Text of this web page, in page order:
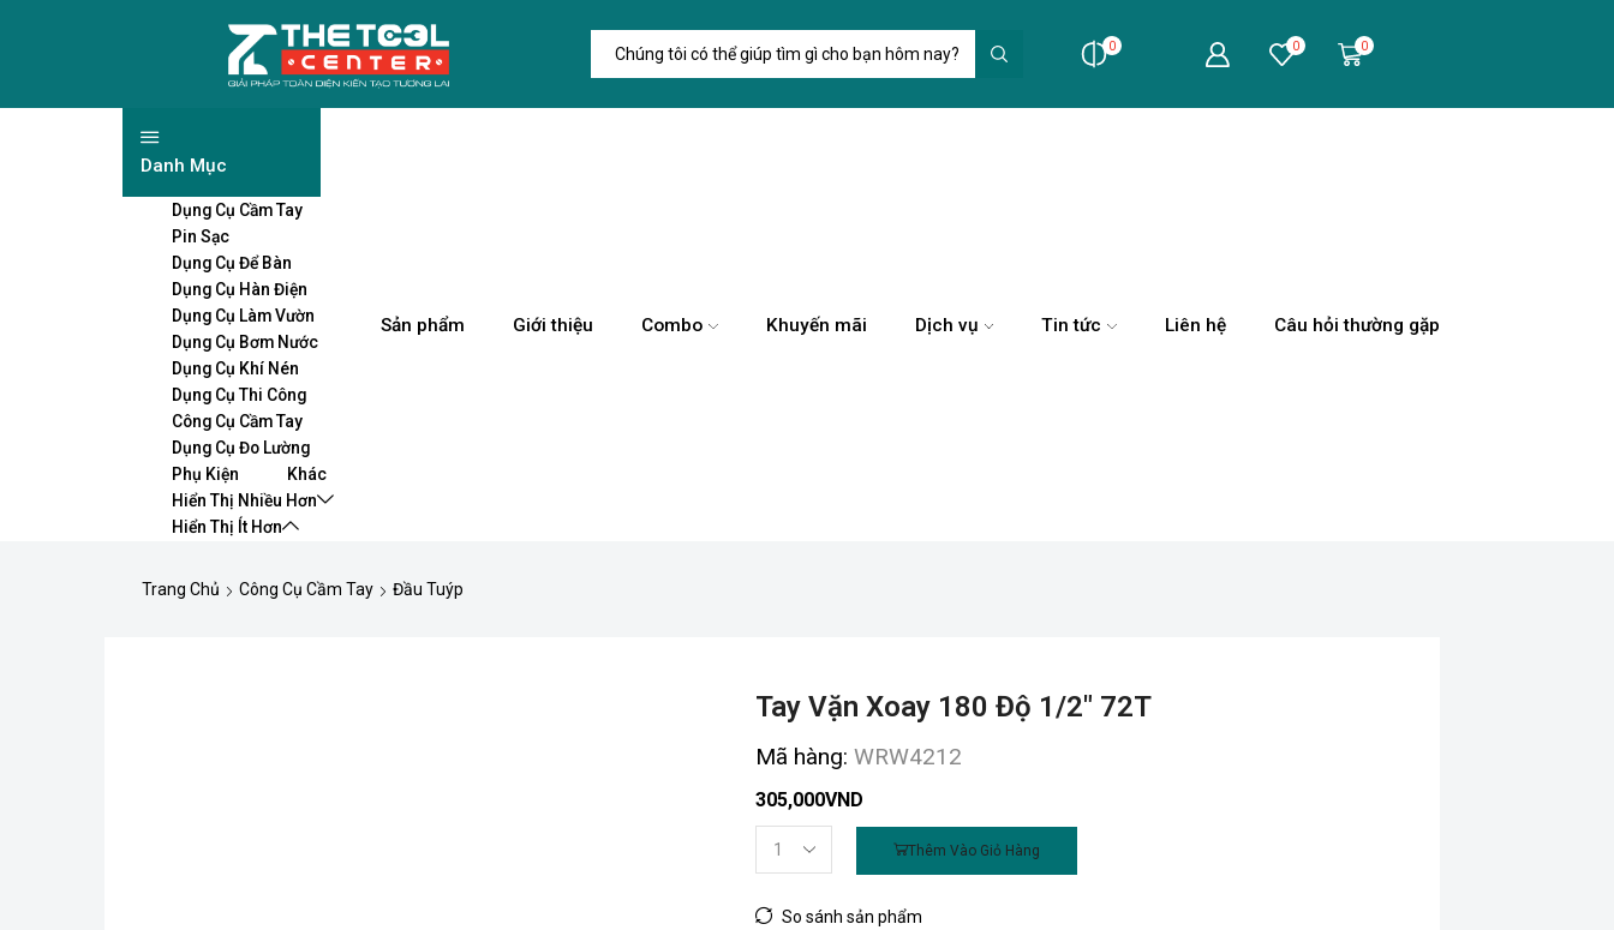
0 0 0
Danh Mục
Dụng Cụ Cầm Tay
Pin Sạc
Dụng Cụ Để Bàn
Dụng Cụ Hàn Điện
Dụng Cụ Làm Vườn
Dụng Cụ Bơm Nước
Dụng Cụ Khí Nén
Dụng Cụ Thi Công
Công Cụ Cầm Tay
Dụng Cụ Đo Lường
Phụ Kiện
Khác
Hiển Thị Nhiều Hơn
Hiển Thị Ít Hơn
Sản phẩm Giới thiệu Combo Khuyến mãi Dịch vụ Tin tức Liên hệ Câu hỏi thường gặp
Trang Chủ Công Cụ Cầm Tay Đầu Tuýp
Tay Vặn Xoay 180 Độ 1/2″ 72T
Mã hàng: WRW4212
305,000VND
Thêm Vào Giỏ Hàng
So sánh sản phẩm